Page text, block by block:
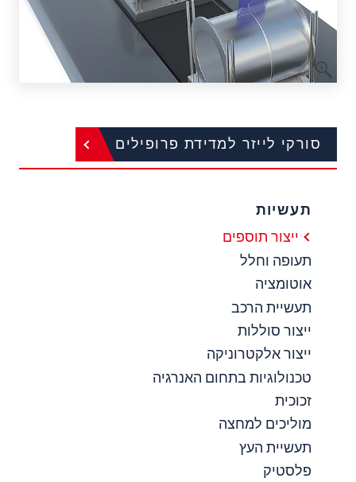
סורקי לייזר למדידת פרופילים
תעשיות
ייצור תוספים
תעופה וחלל
אוטומציה
תעשיית הרכב
ייצור סוללות
ייצור אלקטרוניקה
טכנולוגיות בתחום האנרגיה
זכוכית
מוליכים למחצה
תעשיית העץ
פלסטיק